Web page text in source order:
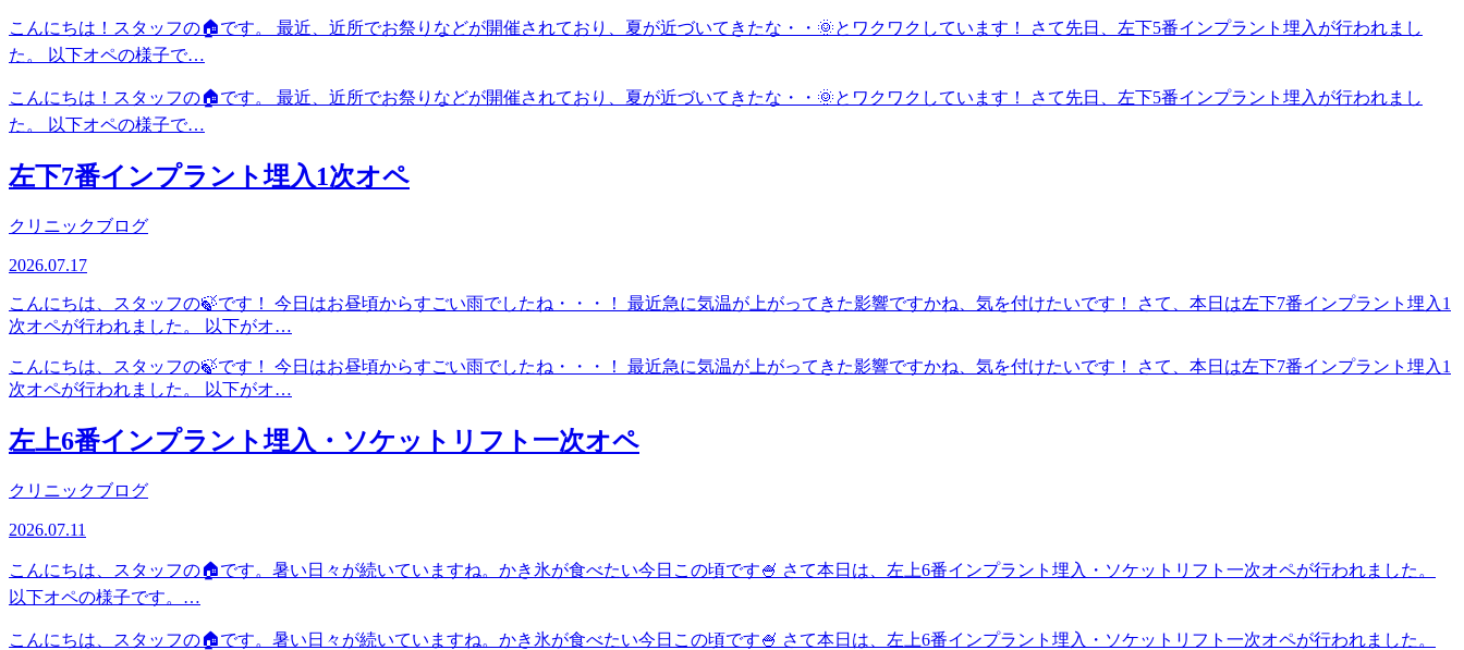
こんにちは！スタッフの🏠です。 最近、近所でお祭りなどが開催されており、夏が近づいてきたな・・🌞とワクワクしています！ さて先日、左下5番インプラント埋入が行われまし
た。 以下オペの様子で…
こんにちは！スタッフの🏠です。 最近、近所でお祭りなどが開催されており、夏が近づいてきたな・・🌞とワクワクしています！ さて先日、左下5番インプラント埋入が行われまし
た。 以下オペの様子で…
左下7番インプラント埋入1次オペ
クリニックブログ
2026.07.17
こんにちは、スタッフの🍃です！ 今日はお昼頃からすごい雨でしたね・・・！ 最近急に気温が上がってきた影響ですかね、気を付けたいです！ さて、本日は左下7番インプラント埋入1
次オペが行われました。 以下がオ…
こんにちは、スタッフの🍃です！ 今日はお昼頃からすごい雨でしたね・・・！ 最近急に気温が上がってきた影響ですかね、気を付けたいです！ さて、本日は左下7番インプラント埋入1
次オペが行われました。 以下がオ…
左上6番インプラント埋入・ソケットリフト一次オペ
クリニックブログ
2026.07.11
こんにちは、スタッフの🏠です。暑い日々が続いていますね。かき氷が食べたい今日この頃です🍧 さて本日は、左上6番インプラント埋入・ソケットリフト一次オペが行われました。
以下オペの様子です。…
こんにちは、スタッフの🏠です。暑い日々が続いていますね。かき氷が食べたい今日この頃です🍧 さて本日は、左上6番インプラント埋入・ソケットリフト一次オペが行われました。